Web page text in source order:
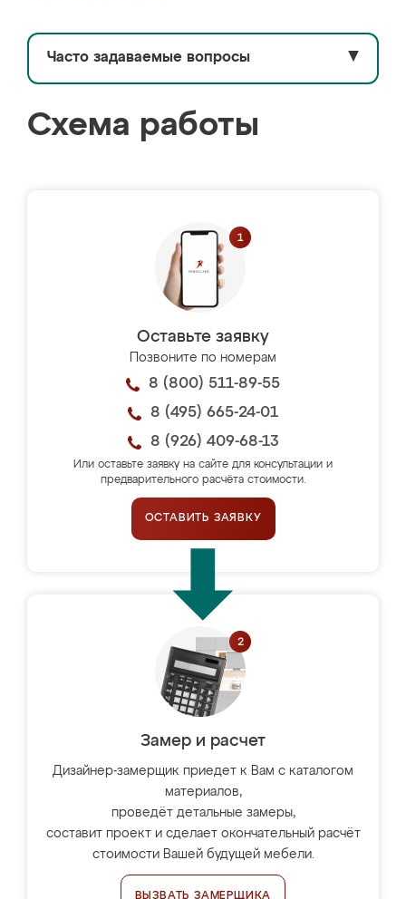
Часто задаваемые вопросы ▼
Схема работы
Оставьте заявку
Позвоните по номерам
8 (800) 511-89-55
8 (495) 665-24-01
8 (926) 409-68-13
Или оставьте заявку на сайте для консультации и
предварительного расчёта стоимости.
ОСТАВИТЬ ЗАЯВКУ
Замер и расчет
Дизайнер-замерщик приедет к Вам с каталогом
материалов,
проведёт детальные замеры,
составит проект и сделает окончательный расчёт
стоимости Вашей будущей мебели.
ВЫЗВАТЬ ЗАМЕРЩИКА